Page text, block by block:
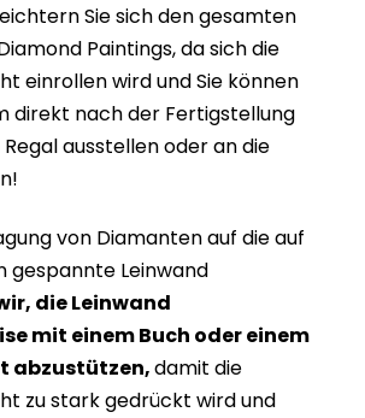
Sie sich den gesamten
Paintings, da sich die
einrollen wird und Sie können
direkt nach der Fertigstellung
Regal ausstellen oder an die
von Diamanten auf die auf
gespannte Leinwand
die Leinwand
mit einem Buch oder einem
abzustützen,damit die
zu stark gedrückt wird und